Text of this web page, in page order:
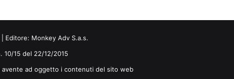
Editore: Monkey Adv S.a.s.
10/15 del 22/12/2015
avente ad oggetto i contenuti del sito web